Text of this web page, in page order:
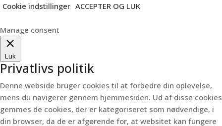
Cookie indstillinger ACCEPTER OG LUK
Manage consent
Luk
Privatlivs politik
Denne webside bruger cookies til at forbedre din oplevelse,
mens du navigerer gennem hjemmesiden. Ud af disse cookies
gemmes de cookies, der er kategoriseret som nødvendige, i
din browser, da de er afgørende for, at websitet kan fungere